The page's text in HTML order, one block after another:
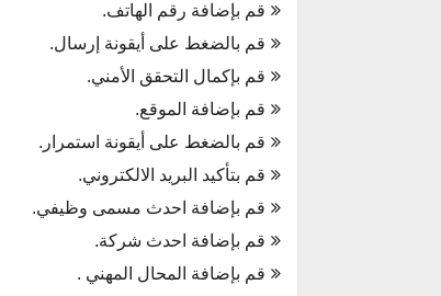
قم بإضافة رقم الهاتف.
قم بالضغط على أيقونة إرسال.
قم بإكمال التحقق الأمني.
قم بإضافة الموقع.
قم بالضغط على أيقونة استمرار.
قم بتأكيد البريد الالكتروني.
قم بإضافة احدث مسمى وظيفي.
قم بإضافة احدث شركة.
قم بإضافة المحال المهني .